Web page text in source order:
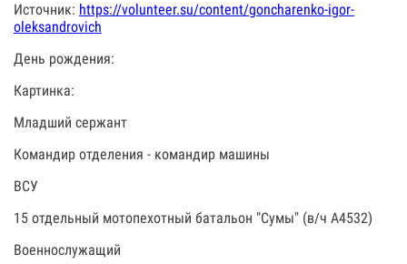
Источник: https://volunteer.su/content/goncharenko-igor-
oleksandrovich
День рождения:
Картинка:
Младший сержант
Командир отделения - командир машины
ВСУ
15 отдельный мотопехотный батальон "Сумы" (в/ч А4532)
Военнослужащий